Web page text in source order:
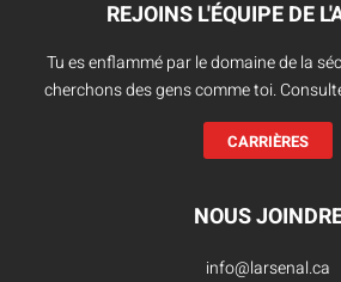
REJOINS L'ÉQUIPE DE
Tu es enflammé par le domaine de la
cherchons des gens comme toi.
CARRIÈRES
NOUS
info@larsenal.ca